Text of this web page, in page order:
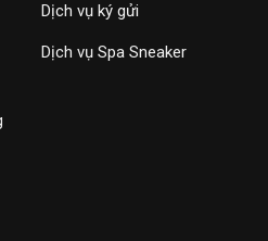
Dịch vụ ký gửi
Dịch vụ Spa Sneaker